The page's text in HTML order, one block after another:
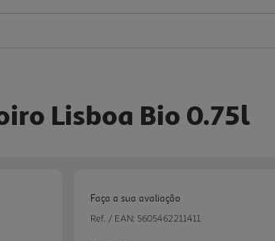
Lisboa Bio 0.75l
Faça a sua avaliação
Ref. / EAN: 5605462211411